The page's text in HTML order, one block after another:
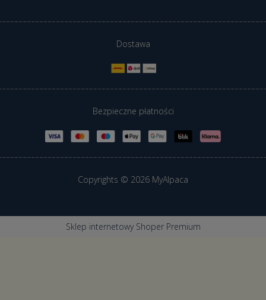
Copyrights © 2026 MyAlpaca
Bezpieczne płatności
Dostawa
Sklep internetowy Shoper Premium